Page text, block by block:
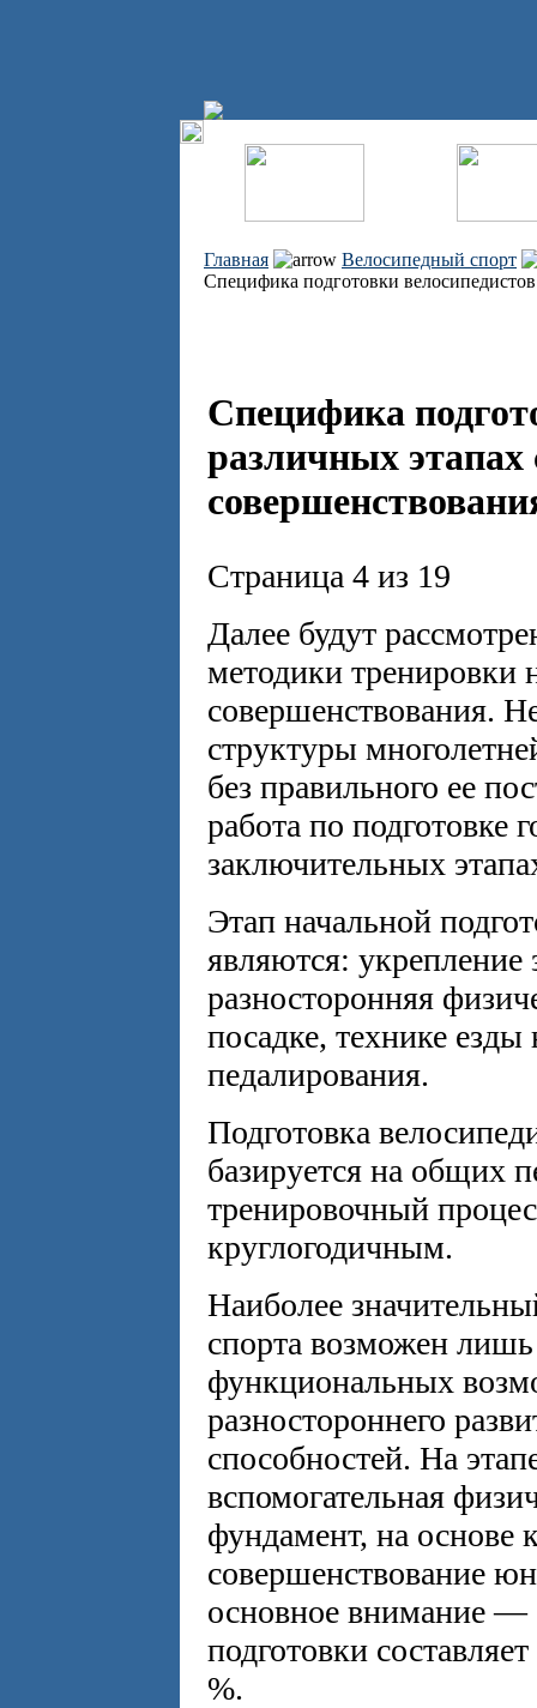
Главная
Велосипедный спорт
Специфика подготовки
Специфика
различных этапах
Страница 4 из 19
Далее будут
методики тренировки
совершенствования.
структуры
без правильного ее
работа по подготовке
заключительных
Этап начальной
являются:
разносторонняя
посадке, технике езды
педалирования.
Подготовка
базируется на общих
тренировочный
круглогодичным.
Наиболее
спорта возможен
функциональных
разностороннего
способностей. На
вспомогательная
фундамент, на основе
совершенствование
основное внимание —
подготовки
%.